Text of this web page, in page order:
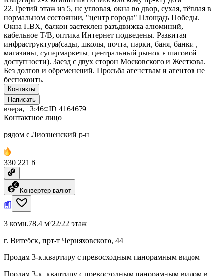
22.Третий этаж из 5, не угловая, окна во двор, сухая, тëплая в
нормальном состоянии, "центр города" Площадь Победы.
Окна ПВХ, балкон застеклен разъдвижка алюминий,
кабельное Т/В, оптика Интернет подведены. Развитая
инфраструктура(сады, школы, почта, парки, баня, банки ,
магазины, супермаркеты, центральный рынок в шаговой
доступности). Заезд с двух сторон Московского и Жесткова.
Без долгов и обременений. Просьба агенствам и агентов не
беспокоить.
Контакты
Написать
вчера, 13:46 ID 4164679
Контактное лицо
рядом с Лиозненский р-н
330 221 ƃ
Конвертер валют
3 комн.78.4 м²22/22 этаж
г. Витебск, прт-т Черняховского, 44
Продам 3-к.квартиру с превосходным панорамным видом
Продам 3-к. квартиру с превосходным панорамным видом в